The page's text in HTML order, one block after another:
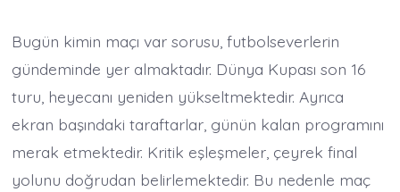
Bugün kimin maçı var sorusu, futbolseverlerin
gündeminde yer almaktadır. Dünya Kupası son 16
turu, heyecanı yeniden yükseltmektedir. Ayrıca
ekran başındaki taraftarlar, günün kalan programını
merak etmektedir. Kritik eşleşmeler, çeyrek final
yolunu doğrudan belirlemektedir. Bu nedenle maç